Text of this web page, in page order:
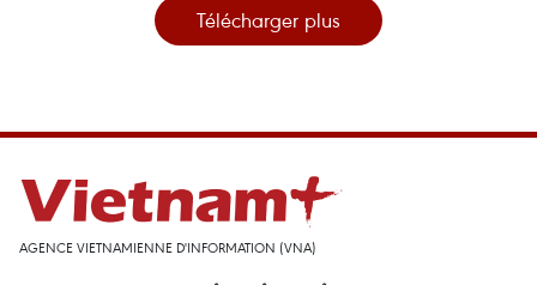
Télécharger plus
AGENCE VIETNAMIENNE D'INFORMATION (VNA)